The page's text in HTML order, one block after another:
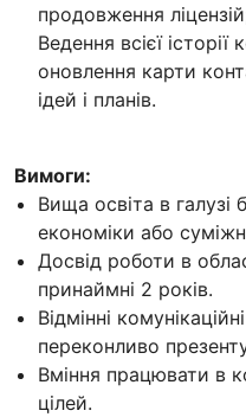
продовження
Ведення всієї
оновлення карти
ідей і планів.
Вимоги:
Вища освіта в галузі
економіки або
Досвід роботи в
принаймні 2 років.
Відмінні
переконливо
Вміння працювати в
цілей.